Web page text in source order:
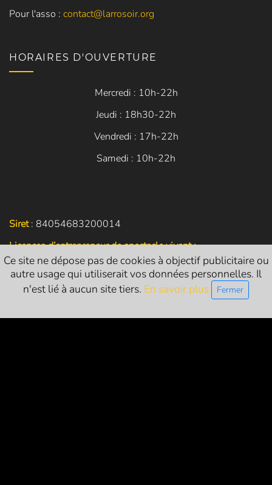
Pour l'asso : contact@larrosoir.org
HORAIRES D'OUVERTURE
Mercredi : 10h-22h
Jeudi : 18h30-22h
Vendredi : 17h-22h
Samedi : 10h-22h
Siret: 84054683200014
Licences d’entrepreneur de spectacle vivant :
L-R-24-1786 (catégorie 1 - exploitant)
L-R-24-1822 (catégorie 2 - producteur)
Ce site ne dépose pas de cookies à objectif publicitaire ou
autre usage qui utiliserait vos données personnelles. Il
n'est lié à aucun site tiers. En savoir plus Fermer